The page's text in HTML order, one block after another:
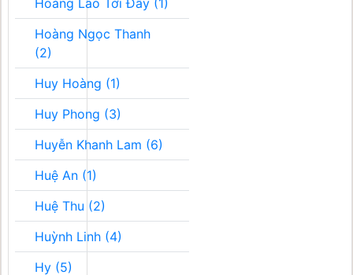
Hoàng Lão Tới Đây (1)
Hoàng Ngọc Thanh
(2)
Huy Hoàng (1)
Huy Phong (3)
Huyễn Khanh Lam (6)
Huệ An (1)
Huệ Thu (2)
Huỳnh Linh (4)
Hy (5)